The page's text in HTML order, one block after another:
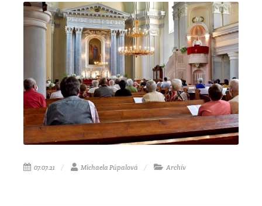
07.07.21 Michaela Púpalová Archív